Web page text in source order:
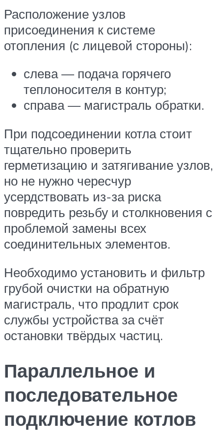
Расположение узлов
присоединения к системе
отопления (с лицевой стороны):
слева — подача горячего
теплоносителя в контур;
справа — магистраль обратки.
При подсоединении котла стоит
тщательно проверить
герметизацию и затягивание узлов,
но не нужно чересчур
усердствовать из-за риска
повредить резьбу и столкновения с
проблемой замены всех
соединительных элементов.
Необходимо установить и фильтр
грубой очистки на обратную
магистраль, что продлит срок
службы устройства за счёт
остановки твёрдых частиц.
Параллельное и
последовательное
подключение котлов